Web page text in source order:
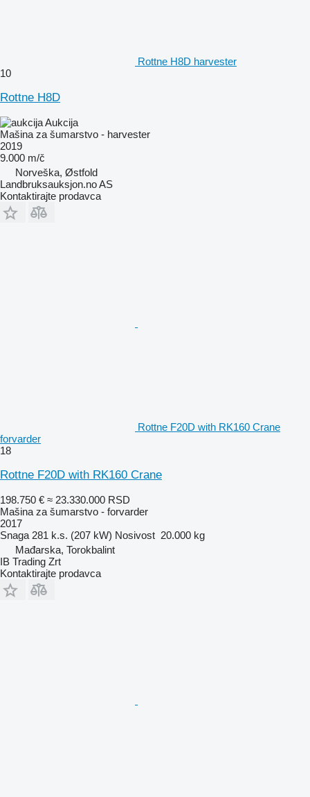
Rottne H8D harvester
10
Rottne H8D
Aukcija
Mašina za šumarstvo - harvester
2019
9.000 m/č
Norveška, Østfold
Landbruksauksjon.no AS
Kontaktirajte prodavca
Rottne F20D with RK160 Crane
forvarder
18
Rottne F20D with RK160 Crane
198.750 € ≈ 23.330.000 RSD
Mašina za šumarstvo - forvarder
2017
Snaga 281 k.s. (207 kW) Nosivost 20.000 kg
Mađarska, Torokbalint
IB Trading Zrt
Kontaktirajte prodavca